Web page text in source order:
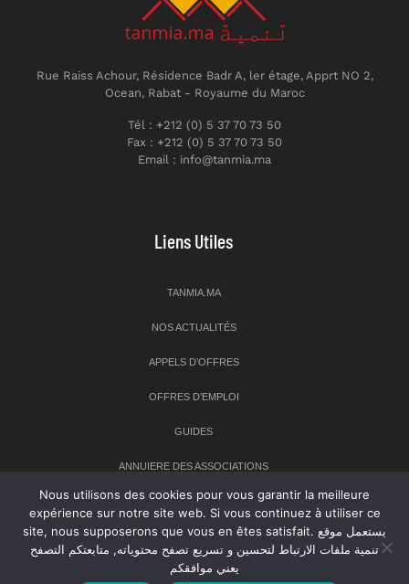
Rue Raiss Achour, Résidence Badr A, ler étage, Apprt NO 2,
Ocean, Rabat - Royaume du Maroc
Tél : +212 (0) 5 37 70 73 50
Fax : +212 (0) 5 37 70 73 50
Email : info@tanmia.ma
Liens Utiles
TANMIA.MA
NOS ACTUALITÉS
APPELS D’OFFRES
OFFRES D’EMPLOI
GUIDES
ANNUIERE DES ASSOCIATIONS
Newsletter
Inscrivez-vous à notre newsletter pour recevoir les dernières
Nous utilisons des cookies pour vous garantir la meilleure
expérience sur notre site web. Si vous continuez à utiliser ce
site, nous supposerons que vous en êtes satisfait. يستعمل موقع
تنمية ملفات الارتباط لتحسين و تسريع تصفح محتوياته, متابعتكم التصفح
يعني موافقكم